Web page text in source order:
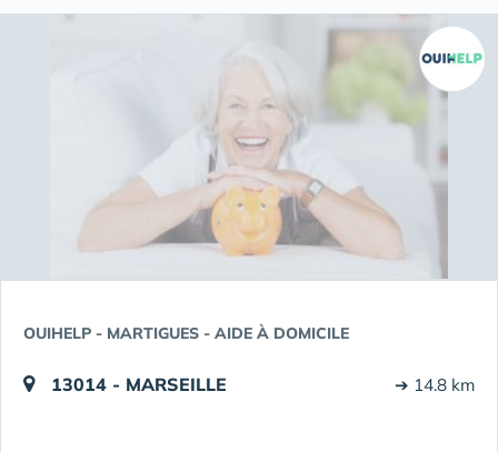
OUIHELP - MARTIGUES - AIDE À DOMICILE
13014 - MARSEILLE ➔ 14.8 km